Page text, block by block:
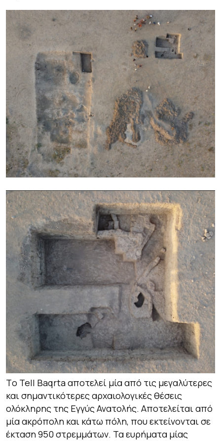
Tο Tell Baqrta αποτελεί μία από τις μεγαλύτερες
και σημαντικότερες αρχαιολογικές θέσεις
ολόκληρης της Εγγύς Ανατολής. Αποτελείται από
μία ακρόπολη και κάτω πόλη, που εκτείνονται σε
έκταση 950 στρεμμάτων. Τα ευρήματα μίας